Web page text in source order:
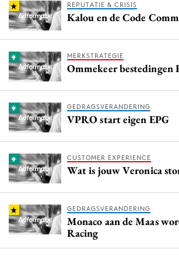
REPUTATIE & CRISIS
Kalou en de Code
MERKSTRATEGIE
Ommekeer bestedingen
GEDRAGSVERANDERING
VPRO start eigen EPG
CUSTOMER EXPERIENCE
Wat is jouw Veronica
GEDRAGSVERANDERING
Monaco aan de Maas
Racing